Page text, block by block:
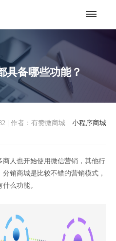
具备哪些功能？
小程序商城
作者：有赞微商城
人也开始使用微信营销，其他行
销商城是比较不错的营销模式，
么功能。